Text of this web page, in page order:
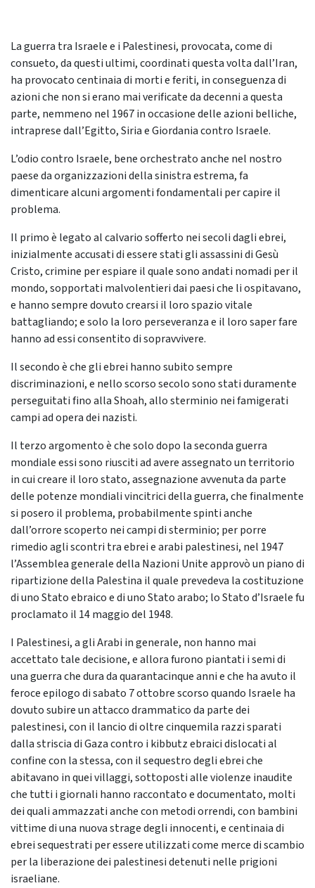
La guerra tra Israele e i Palestinesi, provocata, come di
consueto, da questi ultimi, coordinati questa volta dall’Iran,
ha provocato centinaia di morti e feriti, in conseguenza di
azioni che non si erano mai verificate da decenni a questa
parte, nemmeno nel 1967 in occasione delle azioni belliche,
intraprese dall’Egitto, Siria e Giordania contro Israele.
L’odio contro Israele, bene orchestrato anche nel nostro
paese da organizzazioni della sinistra estrema, fa
dimenticare alcuni argomenti fondamentali per capire il
problema.
Il primo è legato al calvario sofferto nei secoli dagli ebrei,
inizialmente accusati di essere stati gli assassini di Gesù
Cristo, crimine per espiare il quale sono andati nomadi per il
mondo, sopportati malvolentieri dai paesi che li ospitavano,
e hanno sempre dovuto crearsi il loro spazio vitale
battagliando; e solo la loro perseveranza e il loro saper fare
hanno ad essi consentito di sopravvivere.
Il secondo è che gli ebrei hanno subito sempre
discriminazioni, e nello scorso secolo sono stati duramente
perseguitati fino alla Shoah, allo sterminio nei famigerati
campi ad opera dei nazisti.
Il terzo argomento è che solo dopo la seconda guerra
mondiale essi sono riusciti ad avere assegnato un territorio
in cui creare il loro stato, assegnazione avvenuta da parte
delle potenze mondiali vincitrici della guerra, che finalmente
si posero il problema, probabilmente spinti anche
dall’orrore scoperto nei campi di sterminio; per porre
rimedio agli scontri tra ebrei e arabi palestinesi, nel 1947
l’Assemblea generale della Nazioni Unite approvò un piano di
ripartizione della Palestina il quale prevedeva la costituzione
di uno Stato ebraico e di uno Stato arabo; lo Stato d’Israele fu
proclamato il 14 maggio del 1948.
I Palestinesi, a gli Arabi in generale, non hanno mai
accettato tale decisione, e allora furono piantati i semi di
una guerra che dura da quarantacinque anni e che ha avuto il
feroce epilogo di sabato 7 ottobre scorso quando Israele ha
dovuto subire un attacco drammatico da parte dei
palestinesi, con il lancio di oltre cinquemila razzi sparati
dalla striscia di Gaza contro i kibbutz ebraici dislocati al
confine con la stessa, con il sequestro degli ebrei che
abitavano in quei villaggi, sottoposti alle violenze inaudite
che tutti i giornali hanno raccontato e documentato, molti
dei quali ammazzati anche con metodi orrendi, con bambini
vittime di una nuova strage degli innocenti, e centinaia di
ebrei sequestrati per essere utilizzati come merce di scambio
per la liberazione dei palestinesi detenuti nelle prigioni
israeliane.